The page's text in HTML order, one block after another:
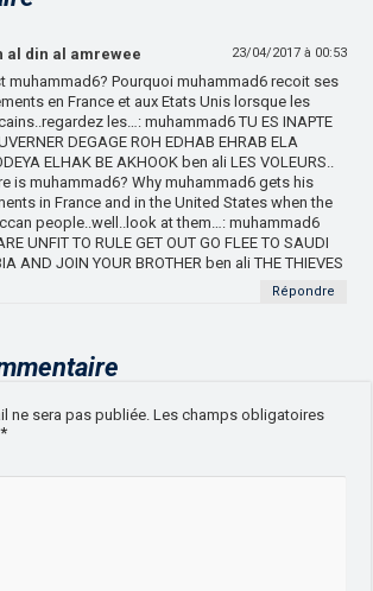
al din al amrewee 23/04/2017 à 00:53
muhammad6? Pourquoi muhammad6 recoit ses
en France et aux Etats Unis lorsque les
les…: muhammad6 TU ES INAPTE
DEGAGE ROH EDHAB EHRAB ELA
ELHAK BE AKHOOK ben ali LES VOLEURS..
is muhammad6? Why muhammad6 gets his
in France and in the United States when the
people..well..look at them…: muhammad6
UNFIT TO RULE GET OUT GO FLEE TO SAUDI
AND JOIN YOUR BROTHER ben ali THE THIEVES
Répondre
ne sera pas publiée. Les champs obligatoires
*